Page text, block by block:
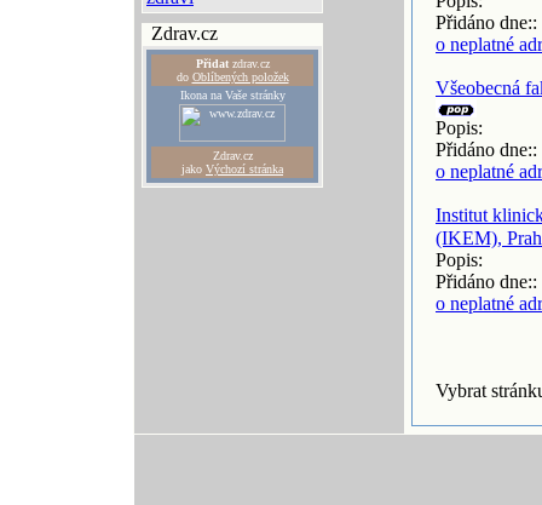
Zdrav.cz
Přidatzdrav.cz
do Oblíbených položek
Ikona na Vaše stránky
Zdrav.cz
jako Výchozí stránka
Přidáno
o neplatné
Všeobecná
Popis:
Přidáno
o neplatné
Institut
(IKEM),
Popis:
Přidáno
o neplatné
Vybrat